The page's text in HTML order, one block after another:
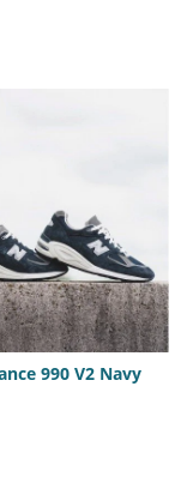
990 V2 Navy